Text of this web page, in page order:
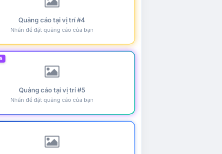
Quảng cáo tại vị trí #4
Nhấn để đặt quảng cáo của bạn
Quảng cáo tại vị trí #5
Nhấn để đặt quảng cáo của bạn